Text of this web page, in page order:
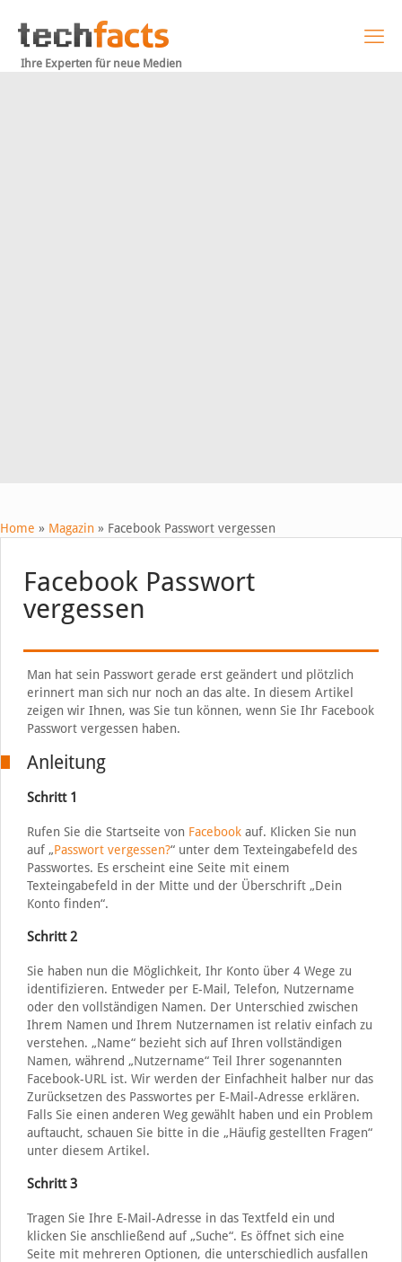
Ihre Experten für neue Medien
Home » Magazin » Facebook Passwort vergessen
Facebook Passwort
vergessen
Man hat sein Passwort gerade erst geändert und plötzlich
erinnert man sich nur noch an das alte. In diesem Artikel
zeigen wir Ihnen, was Sie tun können, wenn Sie Ihr Facebook
Passwort vergessen haben.
Anleitung
Schritt 1
Rufen Sie die Startseite von Facebookauf. Klicken Sie nun
auf „Passwort vergessen?“ unter dem Texteingabefeld des
Passwortes. Es erscheint eine Seite mit einem
Texteingabefeld in der Mitte und der Überschrift „Dein
Konto finden“.
Schritt 2
Sie haben nun die Möglichkeit, Ihr Konto über 4 Wege zu
identifizieren. Entweder per E-Mail, Telefon, Nutzername
oder den vollständigen Namen. Der Unterschied zwischen
Ihrem Namen und Ihrem Nutzernamen ist relativ einfach zu
verstehen. „Name“ bezieht sich auf Ihren vollständigen
Namen, während „Nutzername“ Teil Ihrer sogenannten
Facebook-URL ist. Wir werden der Einfachheit halber nur das
Zurücksetzen des Passwortes per E-Mail-Adresse erklären.
Falls Sie einen anderen Weg gewählt haben und ein Problem
auftaucht, schauen Sie bitte in die „Häufig gestellten Fragen“
unter diesem Artikel.
Schritt 3
Tragen Sie Ihre E-Mail-Adresse in das Textfeld ein und
klicken Sie anschließend auf „Suche“. Es öffnet sich eine
Seite mit mehreren Optionen, die unterschiedlich ausfallen